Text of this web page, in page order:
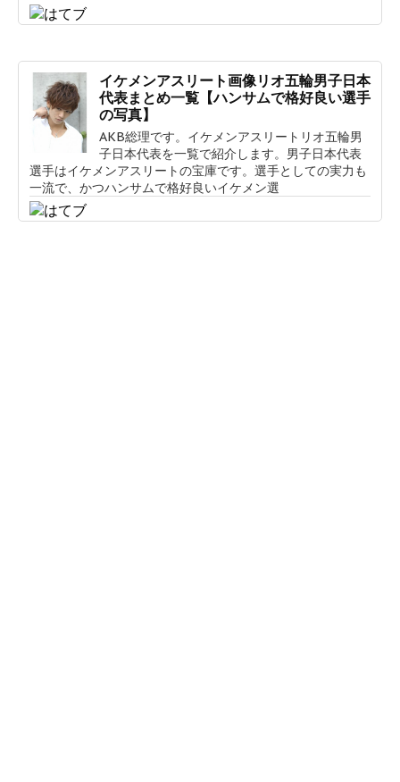
イケメンアスリート画像リオ五輪男子日本
代表まとめ一覧【ハンサムで格好良い選手
の写真】
AKB総理です。イケメンアスリートリオ五輪男
子日本代表を一覧で紹介します。男子日本代表
選手はイケメンアスリートの宝庫です。選手としての実力も
一流で、かつハンサムで格好良いイケメン選